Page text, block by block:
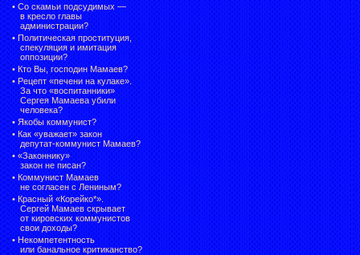
• Со скамьи подсудимых —
в кресло главы
администрации?
• Политическая проституция,
спекуляция и имитация
оппозиции?
• Кто Вы, господин Мамаев?
• Рецепт «печени на кулаке».
За что «воспитанники»
Сергея Мамаева убили
человека?
• Якобы коммунист?
• Как «уважает» закон
депутат-коммунист Мамаев?
• «Законнику»
закон не писан?
• Коммунист Мамаев
не согласен с Лениным?
• Красный «Корейко*».
Сергей Мамаев скрывает
от кировских коммунистов
свои доходы?
• Некомпетентность
или банальное критиканство?